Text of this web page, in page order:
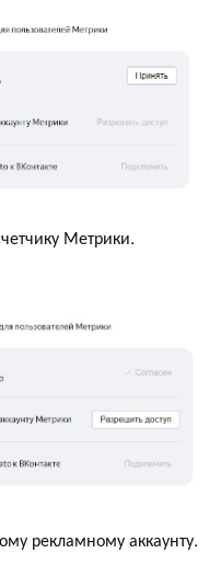
Метрики.
рекламному аккаунту.